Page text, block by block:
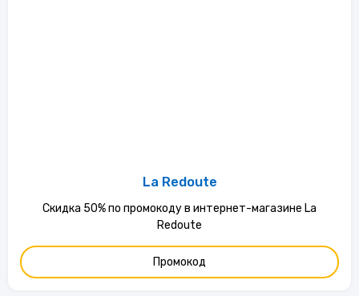
La Redoute
Скидка 50% по промокоду в интернет-магазине La
Redoute
Промокод